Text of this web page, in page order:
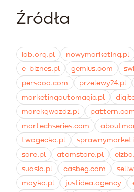
złotych miesięcznie.
zlecana na zewnątrz kosztuje
Należy wybierać certyfikowane
Gospodarczym. Wymagane jest
przestrzeganie RODO i zbieranie
profilowanie ze względów
Źródła
iab.org.pl nowymarketing.pl
e-biznes.pl
gemius.com
persooa.com
przelewy24.pl
marketingautomagic.pl
marekgwozdz.pl
martechseries.com
twogecko.pl
sare.pl
atomstore.pl
suasio.pl
casbeg.com
mayko.pl
justidea.agency